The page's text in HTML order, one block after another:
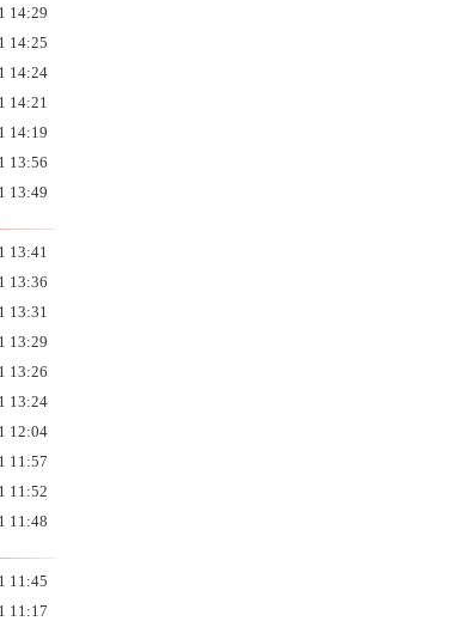
14:29
14:25
14:24
14:21
14:19
13:56
13:49
13:41
13:36
13:31
13:29
13:26
13:24
12:04
11:57
11:52
11:48
11:45
11:17